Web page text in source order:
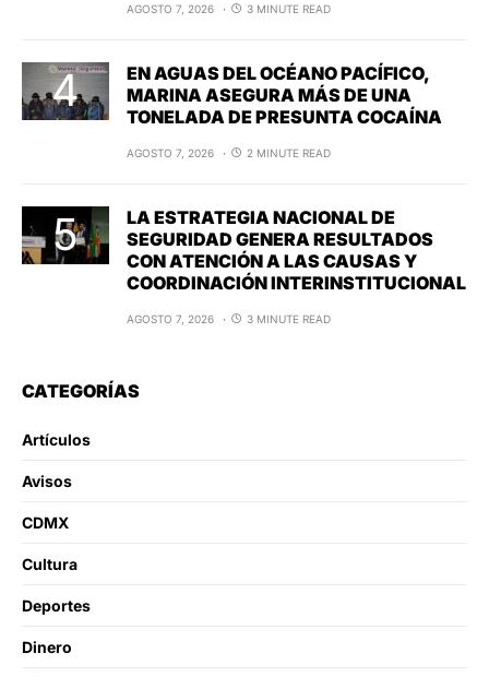
AGOSTO 7, 2026 3 MINUTE READ
EN AGUAS DEL OCÉANO PACÍFICO,
MARINA ASEGURA MÁS DE UNA
TONELADA DE PRESUNTA COCAÍNA
AGOSTO 7, 2026 2 MINUTE READ
LA ESTRATEGIA NACIONAL DE
SEGURIDAD GENERA RESULTADOS
CON ATENCIÓN A LAS CAUSAS Y
COORDINACIÓN INTERINSTITUCIONAL
AGOSTO 7, 2026 3 MINUTE READ
CATEGORÍAS
Artículos
Avisos
CDMX
Cultura
Deportes
Dinero